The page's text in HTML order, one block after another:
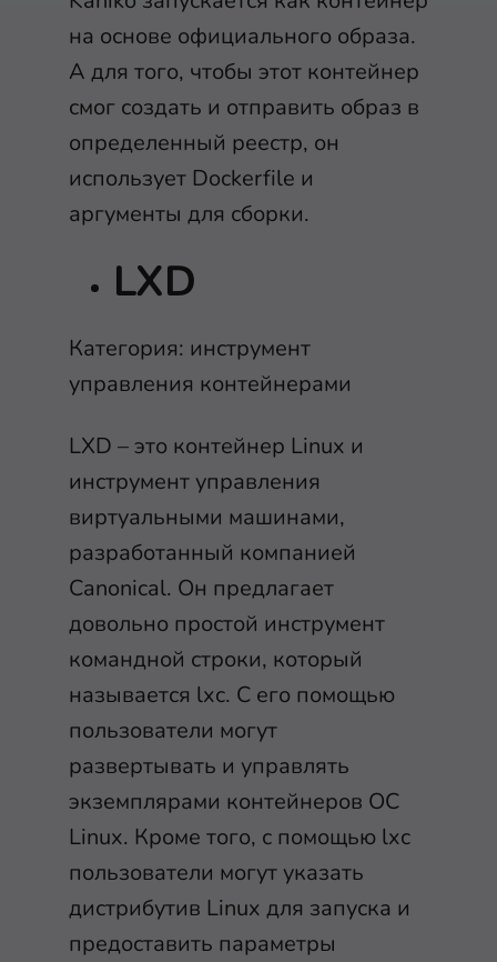
на основе официального образа.
А для того, чтобы этот контейнер
смог создать и отправить образ в
определенный реестр, он
использует Dockerfile и
аргументы для сборки.
LXD
Категория: инструмент
управления контейнерами
LXD – это контейнер Linux и
инструмент управления
виртуальными машинами,
разработанный компанией
Canonical. Он предлагает
довольно простой инструмент
командной строки, который
называется lxc. С его помощью
пользователи могут
развертывать и управлять
экземплярами контейнеров ОС
Linux. Кроме того, с помощью lxc
пользователи могут указать
дистрибутив Linux для запуска и
предоставить параметры